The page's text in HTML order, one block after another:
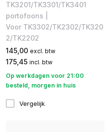
TK3201/TK3301/TK3401
portofoons |
Voor TK3302/TK2302/TK320
2/TK2202
145,00 excl. btw
175,45 incl. btw
Op werkdagen voor 21:00
besteld, morgen in huis
Vergelijk